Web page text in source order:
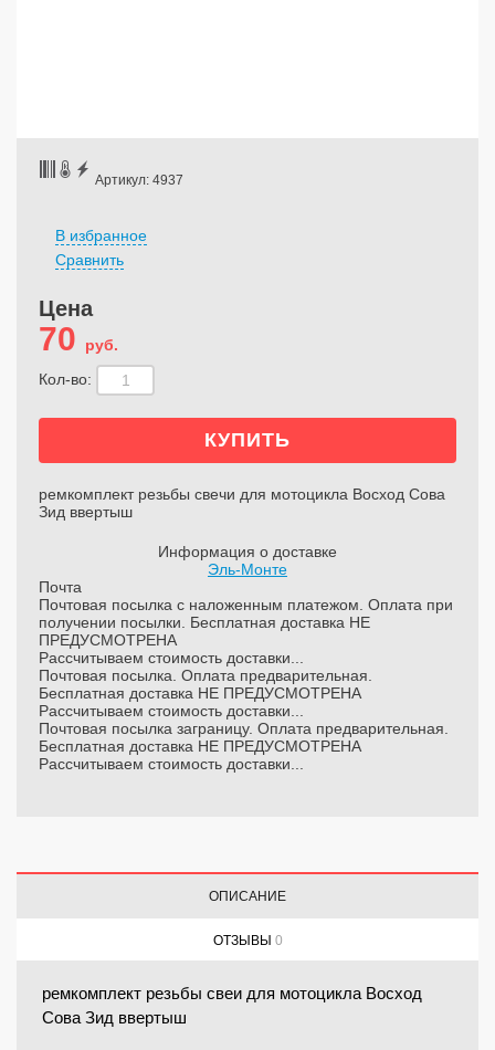
Артикул: 4937
В избранное
Сравнить
Цена
70
руб.
Кол-во:
ремкомплект резьбы свечи для мотоцикла Восход Сова
Зид ввертыш
Информация о доставке
Эль-Монте
Почта
Почтовая посылка с наложенным платежом. Оплата при
получении посылки. Бесплатная доставка НЕ
ПРЕДУСМОТРЕНА
Рассчитываем стоимость доставки...
Почтовая посылка. Оплата предварительная.
Бесплатная доставка НЕ ПРЕДУСМОТРЕНА
Рассчитываем стоимость доставки...
Почтовая посылка заграницу. Оплата предварительная.
Бесплатная доставка НЕ ПРЕДУСМОТРЕНА
Рассчитываем стоимость доставки...
ОПИСАНИЕ
ОТЗЫВЫ 0
ремкомплект резьбы свеи для мотоцикла Восход
Сова Зид ввертыш